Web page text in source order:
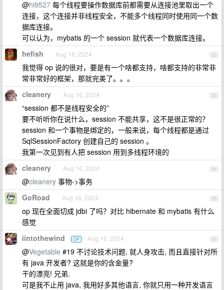
@hi9527 每个线程要操作数据库前都需要从连接池里取出一个
连接，这个连接并非线程安全，不能多个线程同时使用同一个数
据库连接。
可以认为，mybatis 的一个 session 就代表一个数据库连接。
22
hefish Aug 16, 2024
我觉得 op 说的很对，要是有一个啥都支持，啥都支持的非常非
常非常好的框架，那就完美了。。。
23
cleanery Aug 16, 2024
“session 都不是线程安全的”
要不听听你在说什么，session 不能共享，这不是很正常的？
session 和一个事物是绑定的，一般来说，每个线程都是通过
SqlSessionFactory 创建自己的 session 。
我第一次见到有人把 session 用到多线程环境的
24
cleanery Aug 16, 2024
@cleanery 事物->事务
25
GoRoad Aug 16, 2024
op 现在全面切成 jdbi 了吗？对比 hibernate 和 mybatis 有什么
感觉
26
iintothewind OP Aug 16, 2024
@Vegetable #19 不讨论技术问题, 就人身攻击, 而且直接针对所
有 java 开发者? 这就是你的含金量?
干的漂亮! 兄弟.
可是我不止用 java, 我用好多其他语言, 你就只用一种开发语言